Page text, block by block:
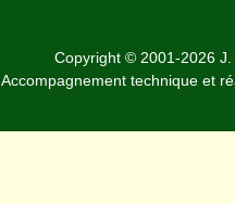
Copyright © 2001-2026
Accompagnement technique et